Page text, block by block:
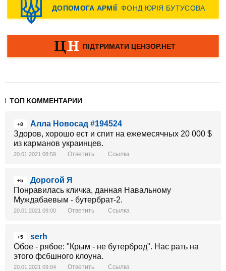
ТОП КОММЕНТАРИИ
+8
Алла Новосад #194524
Здоров, хорошо ест и спит на ежемесячных 20 000 $
из карманов украинцев.
20.01.2021 08:59 Ответить Ссылка
+5
Дорогой Я
Понравилась кличка, данная Навальному
Муждабаевым - бутербрат-2.
20.01.2021 09:00 Ответить Ссылка
+5
serh
Обое - рябое: "Крым - не бутерброд". Нас рать на
этого фсбшного клоуна.
20.01.2021 09:04 Ответить Ссылка